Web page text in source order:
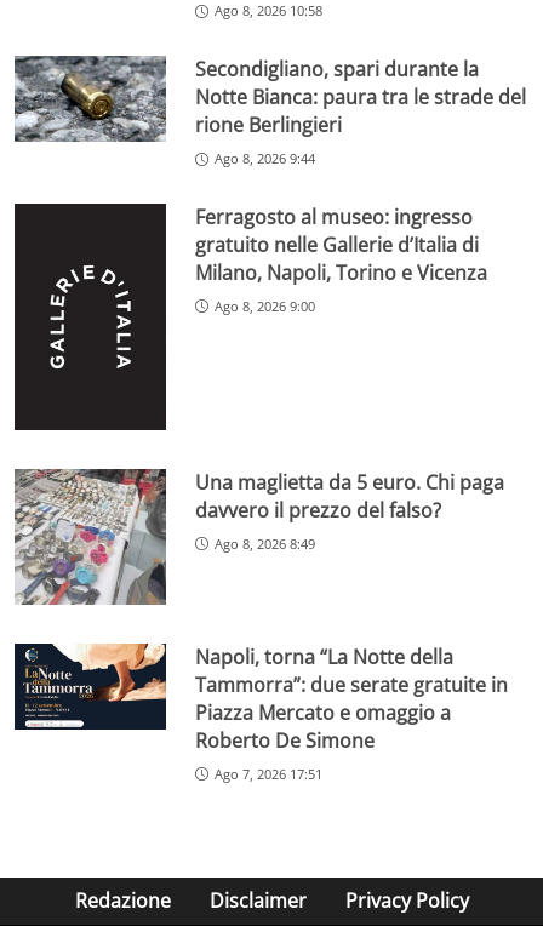
Ago 8, 2026 10:58
Secondigliano, spari durante la
Notte Bianca: paura tra le strade del
rione Berlingieri
Ago 8, 2026 9:44
Ferragosto al museo: ingresso
gratuito nelle Gallerie d’Italia di
Milano, Napoli, Torino e Vicenza
Ago 8, 2026 9:00
Una maglietta da 5 euro. Chi paga
davvero il prezzo del falso?
Ago 8, 2026 8:49
Napoli, torna “La Notte della
Tammorra”: due serate gratuite in
Piazza Mercato e omaggio a
Roberto De Simone
Ago 7, 2026 17:51
Redazione Disclaimer Privacy Policy